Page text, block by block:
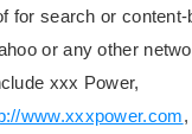
for search or
or any other
xxx Power,
www.xxxpower.com,